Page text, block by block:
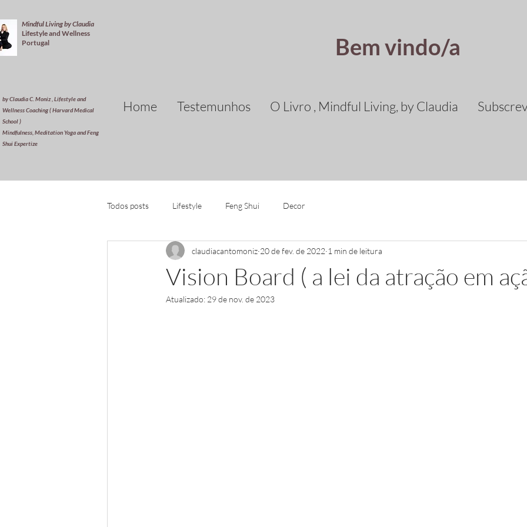
Mindful Living by Claudia
Lifestyle and Wellness
Portugal
by Claudia C. Moniz , Lifestyle and
Wellness Coaching ( Harvard Medical
School )
Mindfulness, Meditation Yoga and Feng
Shui Expertize
Bem vindo/a
Home Testemunhos O Livro , Mindful Living, by Claudia
Todos posts Lifestyle Feng Shui Decor
Vision Board ( a lei da atração em
claudiacantomoniz 20 de fev. de 2022 1 min de leitura
Atualizado: 29 de nov. de 2023